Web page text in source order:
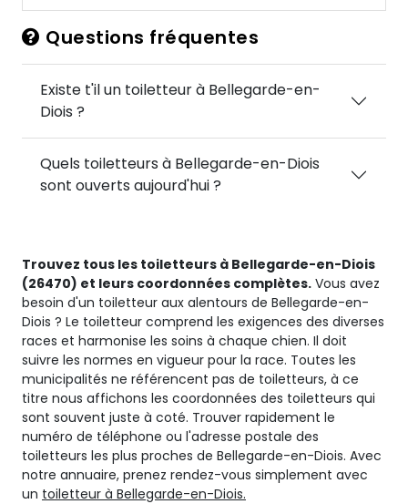
Questions fréquentes
Existe t'il un toiletteur à Bellegarde-en-
Diois ?
Quels toiletteurs à Bellegarde-en-Diois
sont ouverts aujourd'hui ?
Trouvez tous les toiletteurs à Bellegarde-en-Diois
(26470) et leurs coordonnées complètes. Vous avez
besoin d'un toiletteur aux alentours de Bellegarde-en-
Diois ? Le toiletteur comprend les exigences des diverses
races et harmonise les soins à chaque chien. Il doit
suivre les normes en vigueur pour la race. Toutes les
municipalités ne référencent pas de toiletteurs, à ce
titre nous affichons les coordonnées des toiletteurs qui
sont souvent juste à coté. Trouver rapidement le
numéro de téléphone ou l'adresse postale des
toiletteurs les plus proches de Bellegarde-en-Diois. Avec
notre annuaire, prenez rendez-vous simplement avec
un toiletteur à Bellegarde-en-Diois.